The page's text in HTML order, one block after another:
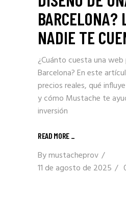
BARCELONA?
NADIE TE
¿Cuánto cuesta una
Barcelona? En este
precios reales, qué
y cómo Mustache te
inversión
READ MORE _
Bymustacheprov
11 de agosto de 2025